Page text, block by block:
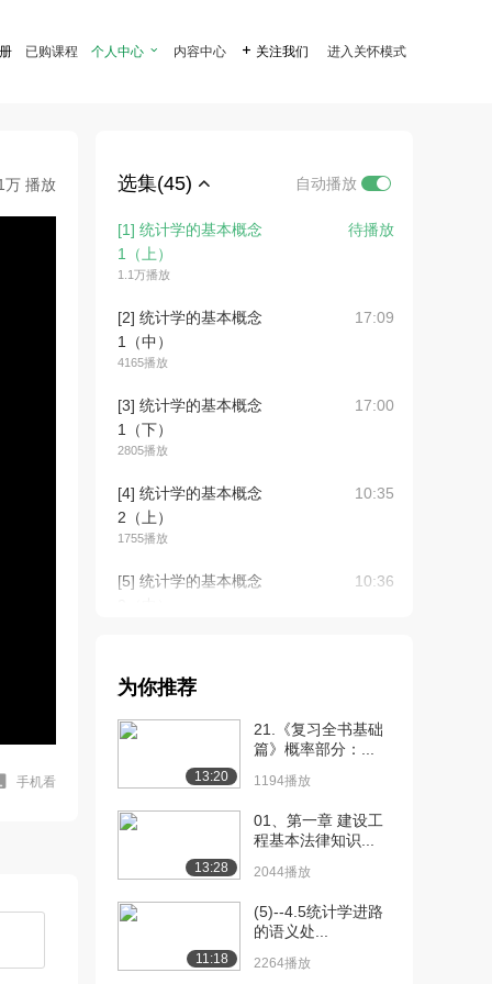
已购课程 个人中心  内容中心  关注我们 进入关怀模式
万 播放
手机看
选集(45) 自动播放
[1] 统计学的基本概念
1（上）
1.1万播放
待播放
[2] 统计学的基本概念
1（中）
4165播放
17:09
[3] 统计学的基本概念
1（下）
2805播放
17:00
[4] 统计学的基本概念
2（上）
1755播放
10:35
[5] 统计学的基本概念
10:36
2（下）
[7] 概率论的基本概念
12:40
[8] 概率论的基本概念
12:40
[9] 概率论的基本概念
为你推荐
13:20
21.《复习全书基础
篇》概率部分：...
1194播放
13:28
01、第一章 建设工
程基本法律知识...
2044播放
11:18
(5)--4.5统计学进路
的语义处...
2264播放